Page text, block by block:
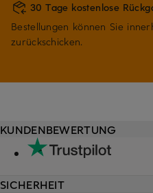
30 Tage kostenlose
Bestellungen können Sie
zurückschicken.
KUNDENBEWERTUNG
SICHERHEIT